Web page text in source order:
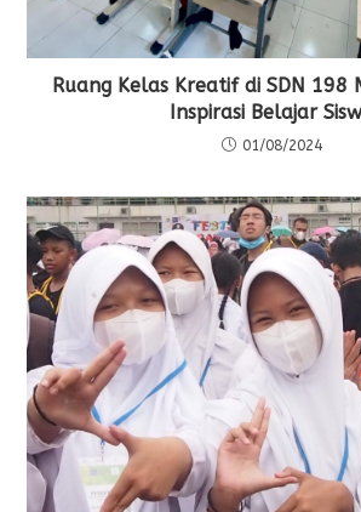
Ruang Kelas Kreatif di SDN 198
Inspirasi Belajar
01/08/2024